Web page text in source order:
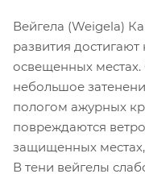
Вейгела (Weigela)
развития
освещенных
небольшое
пологом ажурных
повреждаются
защищенных
В тени вейгелы